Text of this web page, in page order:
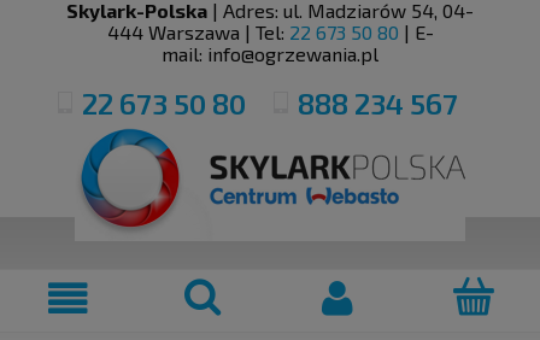
Skylark-Polska | Adres: ul. Madziarów 54, 04-
444 Warszawa | Tel: 22 673 50 80 | E-
mail: info@ogrzewania.pl
22 673 50 80 888 234 567